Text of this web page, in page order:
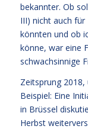
bekannter. Ob
III) nicht auch
könnten und ob
könne, war eine
schwachsinnige
Zeitsprung 2018,
Beispiel: Eine
in Brüssel
Herbst